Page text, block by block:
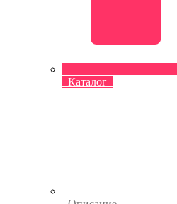
Каталог